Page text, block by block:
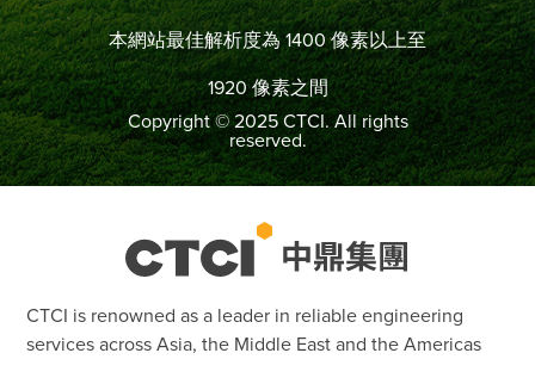
本網站最佳解析度為 1400 像素以上至
1920 像素之間
Copyright © 2025 CTCI. All rights
reserved.
CTCI is renowned as a leader in reliable engineering
services across Asia, the Middle East and the Americas